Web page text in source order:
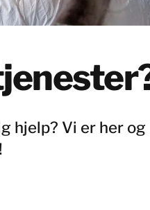
hjelp? Vi er her og